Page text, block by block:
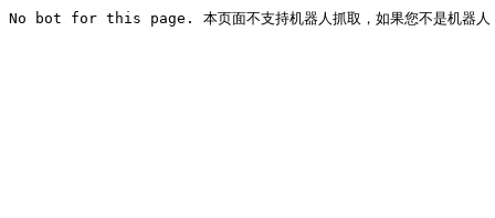
No bot for this page. 本页面不支持机器人抓取，如果您不是机器人，